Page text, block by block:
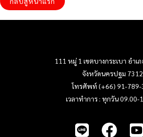
111 หมู่ 1 เขตบางกระเบา อำเ
จังหวัดนครปฐม
โทรศัพท์ (+66) 91-789-
เวลาทำการ : ทุกวัน 09.00-